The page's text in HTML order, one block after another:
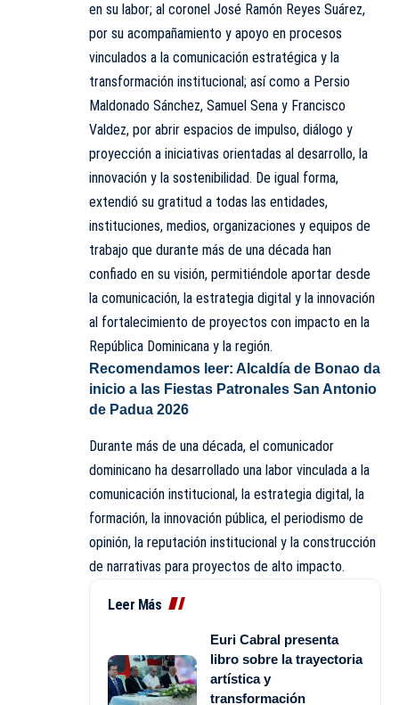
en su labor; al coronel José Ramón Reyes Suárez,
por su acompañamiento y apoyo en procesos
vinculados a la comunicación estratégica y la
transformación institucional; así como a Persio
Maldonado Sánchez, Samuel Sena y Francisco
Valdez, por abrir espacios de impulso, diálogo y
proyección a iniciativas orientadas al desarrollo, la
innovación y la sostenibilidad. De igual forma,
extendió su gratitud a todas las entidades,
instituciones, medios, organizaciones y equipos de
trabajo que durante más de una década han
confiado en su visión, permitiéndole aportar desde
la comunicación, la estrategia digital y la innovación
al fortalecimiento de proyectos con impacto en la
República Dominicana y la región.
Recomendamos leer: Alcaldía de Bonao da
inicio a las Fiestas Patronales San Antonio
de Padua 2026
Durante más de una década, el comunicador
dominicano ha desarrollado una labor vinculada a la
comunicación institucional, la estrategia digital, la
formación, la innovación pública, el periodismo de
opinión, la reputación institucional y la construcción
de narrativas para proyectos de alto impacto.
Leer Más
Euri Cabral presenta
libro sobre la trayectoria
artística y
transformación